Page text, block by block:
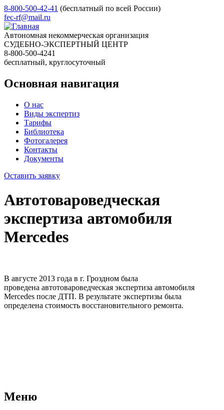
8-800-500-42-41 (бесплатный по всей России)
fec-rf@mail.ru
Автономная некоммерческая организация
СУДЕБНО-ЭКСПЕРТНЫЙ ЦЕНТР
8-800-500-4241
бесплатный, круглосуточный
Основная навигация
О нас
Виды экспертиз
Тарифы
Библиотека
Фотогалерея
Контакты
Документы
Оставить заявку
Автотовароведческая
экспертиза автомобиля
Mercedes
В августе 2013 года в г. Гроздном была
проведена автотовароведческая экспертиза автомобиля
Mercedes после ДТП. В результате экспертизы была
определена стоимость восстановительного ремонта.
Меню